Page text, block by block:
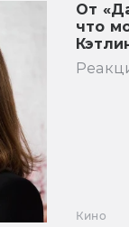
От
что
Кино